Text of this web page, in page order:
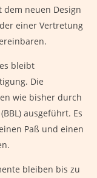
dem neuen Design
einer Vertretung
bleibt
Die
wie bisher durch
ausgeführt. Es
Paß und einen
bleiben bis zu